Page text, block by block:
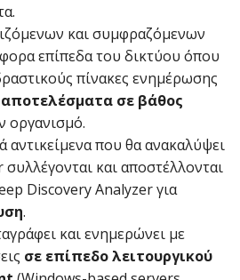
και συμφραζόμενων
επίπεδα του δικτύου όπου
πίνακες ενημέρωσης
σε βάθος
οργανισμό.
που θα ανακαλύψει
και αποστέλλονται
Discovery Analyzer για
.
και ενημερώνει με
σε επίπεδο λειτουργικού